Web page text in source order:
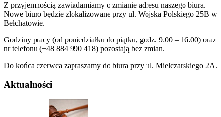
Z przyjemnością zawiadamiamy o zmianie adresu naszego biura.
Nowe biuro będzie zlokalizowane przy ul. Wojska Polskiego 25B w
Bełchatowie.
Godziny pracy (od poniedziałku do piątku, godz. 9:00 – 16:00) oraz
nr telefonu (+48 884 990 418) pozostają bez zmian.
Do końca czerwca zapraszamy do biura przy ul. Mielczarskiego 2A.
Aktualności